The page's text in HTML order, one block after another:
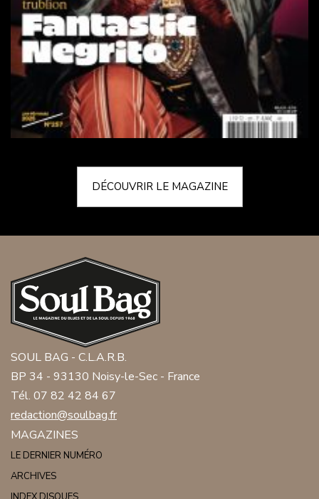
DÉCOUVRIR LE MAGAZINE
SOUL BAG - C.L.A.R.B.
BP 34 - 93130 Noisy-le-Sec - France
Tél. 07 82 42 84 67
redaction@soulbag.fr
MAGAZINES
LE DERNIER NUMÉRO
ARCHIVES